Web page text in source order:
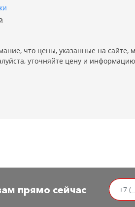
что цены, указанные на сайте,
уточняйте цену и
прямо сейчас